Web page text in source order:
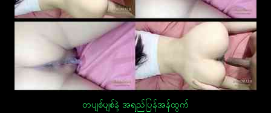
တပျစ်ပျစ်နဲ့ အရည်ပြန်အန်ထွက်